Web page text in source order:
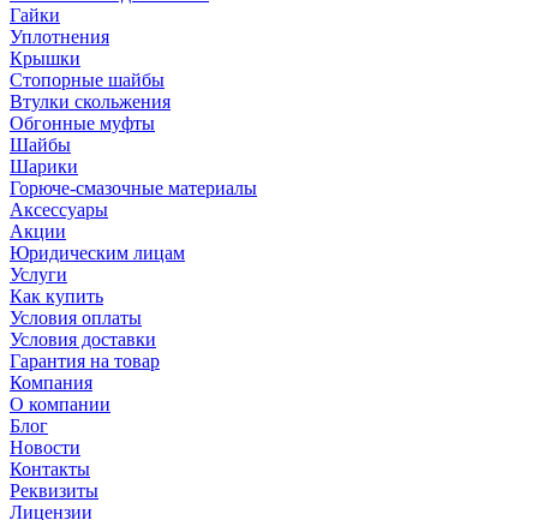
Гайки
Уплотнения
Крышки
Стопорные шайбы
Втулки скольжения
Обгонные муфты
Шайбы
Шарики
Горюче-смазочные материалы
Аксессуары
Акции
Юридическим лицам
Услуги
Как купить
Условия оплаты
Условия доставки
Гарантия на товар
Компания
О компании
Блог
Новости
Контакты
Реквизиты
Лицензии